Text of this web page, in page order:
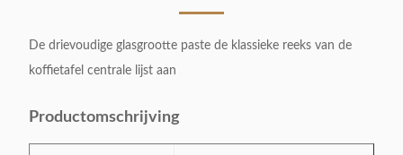
De drievoudige glasgrootte paste de klassieke reeks van de
koffietafel centrale lijst aan
Productomschrijving